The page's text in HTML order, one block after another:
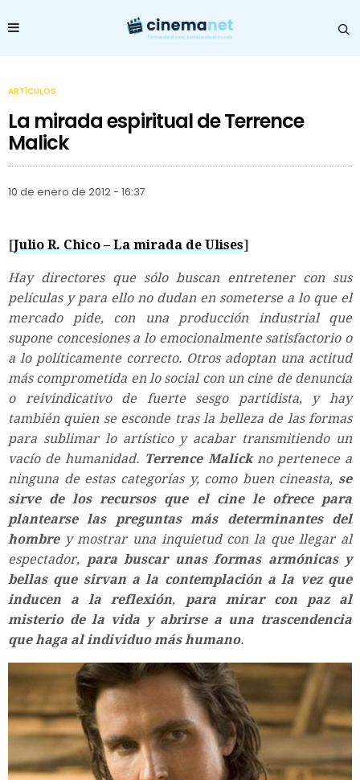
ARTÍCULOS
La mirada espiritual de Terrence
Malick
10 de enero de 2012 - 16:37
[Julio R. Chico – La mirada de Ulises]
Hay directores que sólo buscan entretener con sus
películas y para ello no dudan en someterse a lo que el
mercado pide, con una producción industrial que
supone concesiones a lo emocionalmente satisfactorio o
a lo políticamente correcto. Otros adoptan una actitud
más comprometida en lo social con un cine de denuncia
o reivindicativo de fuerte sesgo partidista, y hay
también quien se esconde tras la belleza de las formas
para sublimar lo artístico y acabar transmitiendo un
vacío de humanidad. Terrence Malickno pertenece a
ninguna de estas categorías y, como buen cineasta, se
sirve de los recursos que el cine le ofrece para
plantearse las preguntas más determinantes del
hombrey mostrar una inquietud con la que llegar al
espectador, para buscar unas formas armónicas y
bellas que sirvan a la contemplación a la vez que
inducen a la reflexión, para mirar con paz al
misterio de la vida y abrirse a una trascendencia
que haga al individuo más humano.